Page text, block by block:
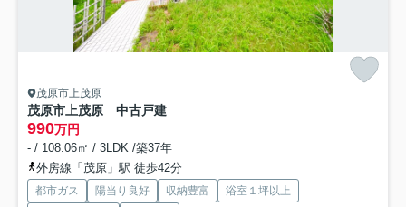
茂原市上茂原
茂原市上茂原 中古戸建
990万円
- / 108.06㎡ / 3LDK /築37年
外房線「茂原」駅 徒歩42分
都市ガス 陽当り良好 収納豊富
浴室１坪以上